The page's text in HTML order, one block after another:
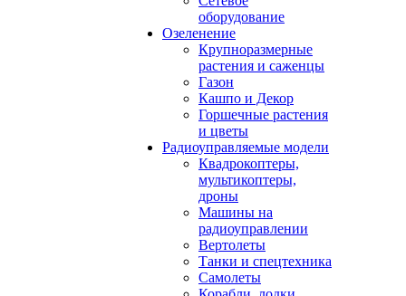
оборудование
Озеленение
Крупноразмерные
растения и саженцы
Газон
Кашпо и Декор
Горшечные растения
и цветы
Радиоуправляемые модели
Квадрокоптеры,
мультикоптеры,
дроны
Машины на
радиоуправлении
Вертолеты
Танки и спецтехника
Самолеты